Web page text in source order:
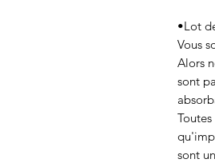
•Lot
Vous
Alors
sont
sont